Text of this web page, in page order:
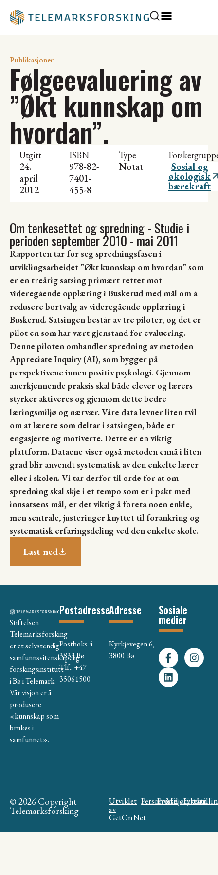
Publikasjoner
Følgeevaluering av
”Økt kunnskap om
hvordan”.
Utgitt
24.
april
2012
ISBN
978-82-
7401-
455-8
Type
Notat Sosial og
økologisk
bærekraft
Om tenkesettet og spredning - Studie i
perioden september 2010 - mai 2011
Rapporten tar for seg spredningsfasen i
utviklingsarbeidet ”Økt kunnskap om hvordan” som
er en treårig satsing primært rettet mot
videregående opplæring i Buskerud med mål om å
redusere bortvalg av videregående opplæring i
Buskerud. Satsingen består av tre piloter, og det er
pilot en som har vært gjenstand for evaluering.
Denne piloten omhandler spredning av metoden
Appreciate Inquiry (AI), som bygger på
perspektivene innen positiv psykologi. Gjennom
anerkjennende praksis skal både elever og lærers
styrker aktiveres og gjennom dette bedre
læringsmiljø og nærvær. Våre data levner liten tvil
om at lærere som deltar i satsingen, både er
engasjerte og motiverte. Dette er en viktig
plattform. Dataene viser også metoden ennå i liten
grad blir anvendt systematisk av den enkelte lærer
eller i skolen. Vi tar derfor til orde for at om
spredning skal skje i et tempo som er i pakt med
innsatsens mål, er det viktig å foreta noen enkle,
men sentrale, justeringer knyttet til forankring og
systematisk erfaringsdeling ved den enkelte skole.
Last ned
Stiftelsen
Telemarksforsking
er et selvstendig
samfunnsvitenskapelig
forskingsinstitutt
i Bø i Telemark.
Vår visjon er å
produsere
«kunnskap som
brukes i
samfunnet».
Postadresse
Postboks 4
3833 Bø
Tlf.: +47
35061500
Adresse
Kyrkjevegen 6,
3800 Bø
Sosiale
medier
© 2026 Copyright
Telemarksforsking
Utviklet
av
GetOnNet
Personvern
Presse
Miljøfyrtårn